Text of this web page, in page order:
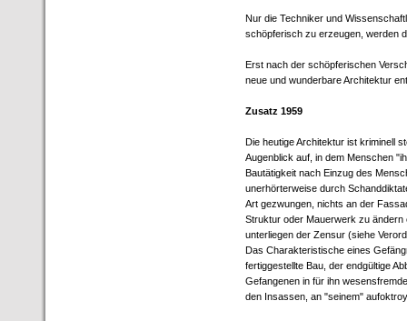
Nur die Techniker und
schöpferisch zu erzeugen, werden
Erst nach der schöpferischen
neue und wunderbare Architektur
Zusatz 1959
Die heutige Architektur ist kriminell
Augenblick auf, in dem Menschen
Bautätigkeit nach Einzug des
unerhörterweise durch
Art gezwungen, nichts an der
Struktur oder Mauerwerk zu ändern
unterliegen der Zensur (siehe
Das Charakteristische eines
fertiggestellte Bau, der endgültige
Gefangenen in für ihn
den Insassen, an "seinem"